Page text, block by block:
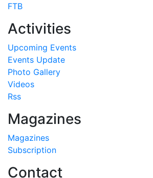
FTB
Activities
Upcoming Events
Events Update
Photo Gallery
Videos
Rss
Magazines
Magazines
Subscription
Contact